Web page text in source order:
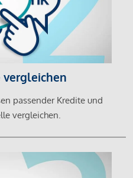
passender Kredite und
vergleichen.